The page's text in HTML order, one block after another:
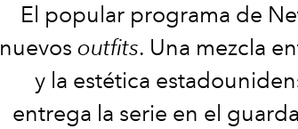
El popular programa de
nuevos outfits. Una mezcla
y la estética
entrega la serie en el